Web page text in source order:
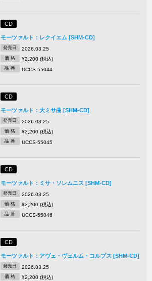
CD
モーツァルト：レクイエム [SHM-CD]
発売日 2026.03.25
価 格 ¥2,200 (税込)
品 番 UCCS-55044
CD
モーツァルト：大ミサ曲 [SHM-CD]
発売日 2026.03.25
価 格 ¥2,200 (税込)
品 番 UCCS-55045
CD
モーツァルト：ミサ・ソレムニス [SHM-CD]
発売日 2026.03.25
価 格 ¥2,200 (税込)
品 番 UCCS-55046
CD
モーツァルト：アヴェ・ヴェルム・コルプス [SHM-CD]
発売日 2026.03.25
価 格 ¥2,200 (税込)